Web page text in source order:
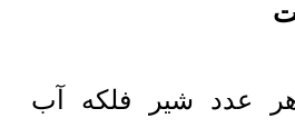
عدد شیر فلکه آب